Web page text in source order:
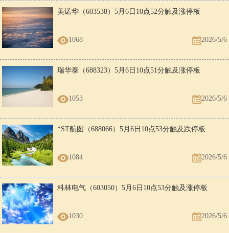
美诺华（603538）5月6日10点52分触及涨停板
1068 2026/5/6
瑞华泰（688323）5月6日10点51分触及涨停板
1053 2026/5/6
*ST航图（688066）5月6日10点53分触及跌停板
1084 2026/5/6
科林电气（603050）5月6日10点53分触及涨停板
1030 2026/5/6